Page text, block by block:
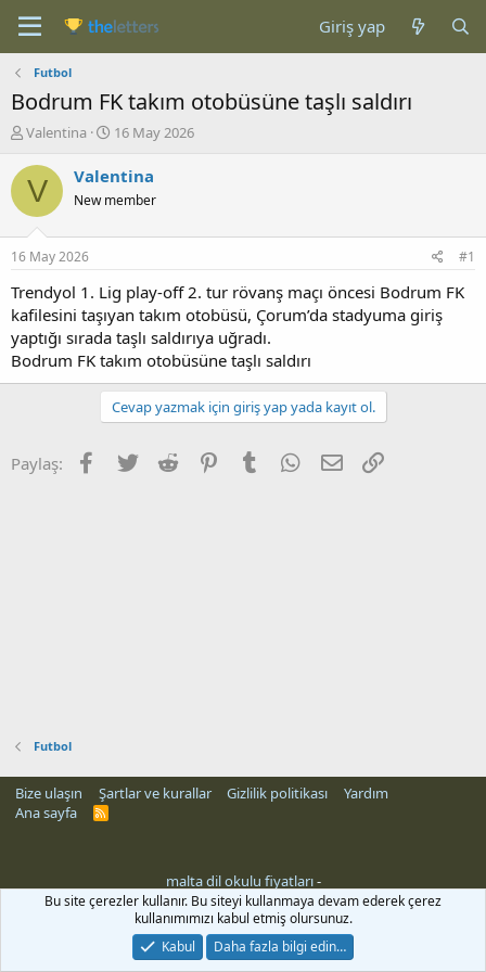
Giriş yap
Futbol
Bodrum FK takım otobüsüne taşlı saldırı
K
n
b
u
u
b
a
ş
l
a
t
a
Valentina
B
ş
a
ç
t
a
r
i
h
i
16 May 2026
V Valentina
New member
16 May 2026 #1
Trendyol 1. Lig play-off 2. tur rövanş maçı öncesi Bodrum FK
kafilesini taşıyan takım otobüsü, Çorum’da stadyuma giriş
yaptığı sırada taşlı saldırıya uğradı.
Bodrum FK takım otobüsüne taşlı saldırı
Cevap yazmak için giriş yap yada kayıt ol.
Paylaş: Facebook
Twitter Reddit PinterestTumblr WhatsApp
E-posta
Futbol
Bize ulaşın Şartlar ve kurallar Gizlilik politikası
Yardım
Ana sayfa
R
malta dil okulu fiyatları-
Bu site çerezler kullanır. Bu siteyi kullanmaya devam ederek çerez
kullanımımızı kabul etmiş olursunuz.
Kabul
Daha fazla bilgi edin…